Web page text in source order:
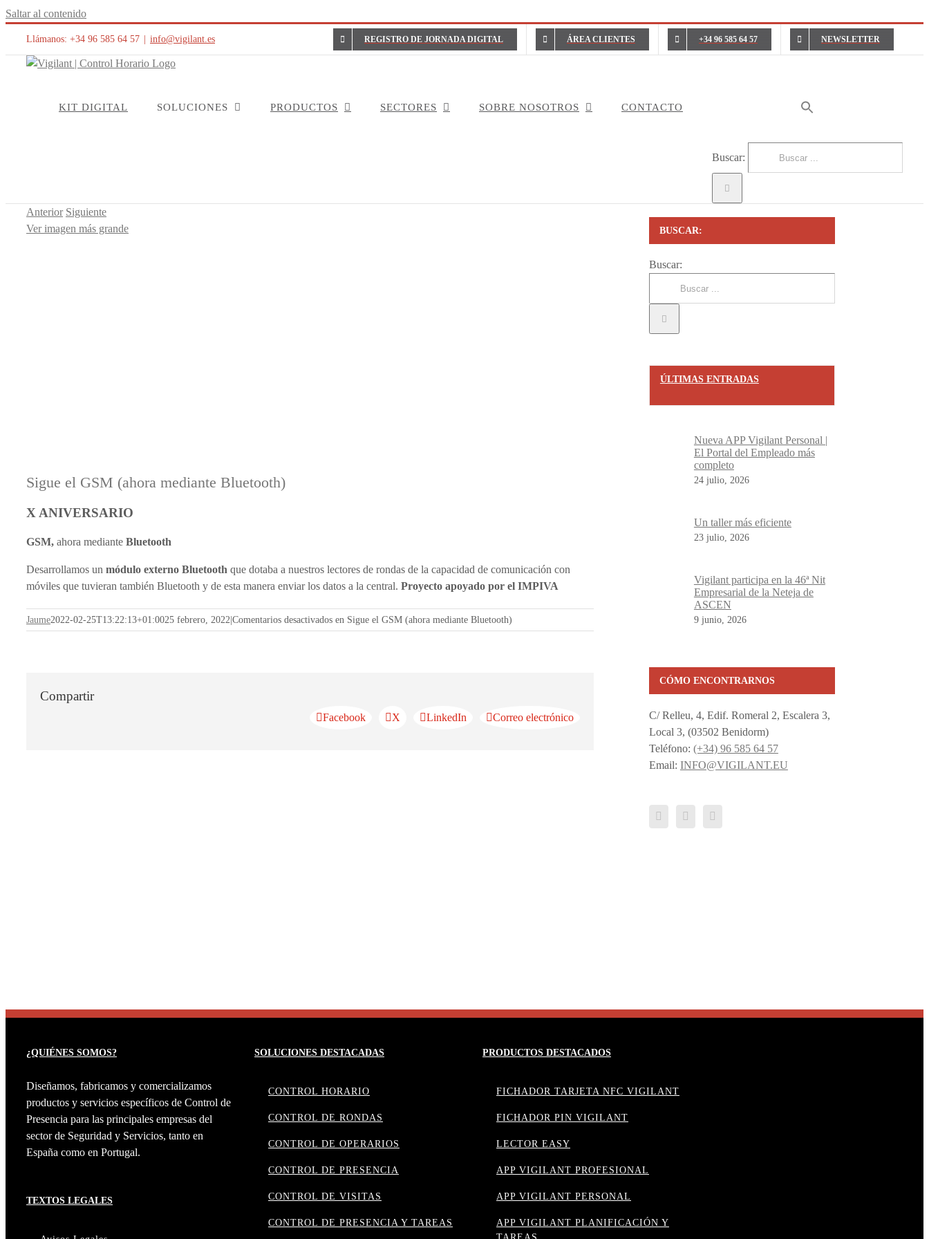
Saltar al contenido
Llámanos: +34 96 585 64 57 info@vigilant.es REGISTRO DE JORNADA DIGITAL ÁREA CLIENTES +34 96 585 64 57 NEWSLETTER
KIT DIGITAL SOLUCIONES PRODUCTOS SECTORES SOBRE NOSOTROS CONTACTO
Buscar:
Anterior Siguiente
Ver imagen más grande
Sigue el GSM (ahora mediante Bluetooth)
X ANIVERSARIO
GSM, ahora mediante Bluetooth
Desarrollamos un módulo externo Bluetooth que dotaba a nuestros lectores de rondas de la capacidad de comunicación con
móviles que tuvieran también Bluetooth y de esta manera enviar los datos a la central. Proyecto apoyado por el IMPIVA
Jaume2022-02-25T13:22:13+01:0025 febrero, 2022|Comentarios desactivados en Sigue el GSM (ahora mediante Bluetooth)
Compartir
Facebook X LinkedIn Correo electrónico
BUSCAR:
Buscar:
ÚLTIMAS ENTRADAS
Nueva APP Vigilant Personal |
El Portal del Empleado más
completo
24 julio, 2026
Un taller más eficiente
23 julio, 2026
Vigilant participa en la 46ª Nit
Empresarial de la Neteja de
ASCEN
9 junio, 2026
CÓMO ENCONTRARNOS
C/ Relleu, 4, Edif. Romeral 2, Escalera 3,
Local 3, (03502 Benidorm)
Teléfono: (+34) 96 585 64 57
Email: INFO@VIGILANT.EU
¿QUIÉNES SOMOS?
Diseñamos, fabricamos y comercializamos
productos y servicios específicos de Control de
Presencia para las principales empresas del
sector de Seguridad y Servicios, tanto en
España como en Portugal.
TEXTOS LEGALES
SOLUCIONES DESTACADAS
CONTROL HORARIO
CONTROL DE RONDAS
CONTROL DE OPERARIOS
CONTROL DE PRESENCIA
CONTROL DE VISITAS
CONTROL DE PRESENCIA Y TAREAS
PRODUCTOS DESTACADOS
FICHADOR TARJETA NFC VIGILANT
FICHADOR PIN VIGILANT
LECTOR EASY
APP VIGILANT PROFESIONAL
APP VIGILANT PERSONAL
APP VIGILANT PLANIFICACIÓN Y